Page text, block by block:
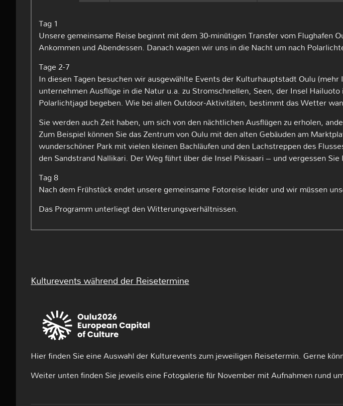
Tag 1
Unsere gemeinsame Reise beginnt mit dem 30-minütigen Transfer vom Flughafen
Ankommen und Abendessen. Danach wagen wir uns in die Nacht um nach
Tage 2-7
In diesen Tagen besuchen wir ausgewählte Events der Kulturhauptstadt Oulu
unternehmen Ausflüge in die Natur u.a. zu Stromschnellen, Seen, der Insel
Polarlichtjagd begeben. Wie bei allen Outdoor-Aktivitäten, bestimmt das Wetter
Sie werden auch Zeit haben, um sich von den nächtlichen Ausflügen zu erholen,
Zum Beispiel können Sie das Zentrum von Oulu mit den alten Gebäuden am
wunderschöner Park mit vielen kleinen Bachläufen und den Lachstreppen des
den Sandstrand Nallikari. Der Weg führt über die Insel Pikisaari – und vergessen
Tag 8
Nach dem Frühstück endet unsere gemeinsame Fotoreise leider und wir müssen
Das Programm unterliegt den Witterungsverhältnissen.
Kulturevents während der Reisetermine
Hier finden Sie eine Auswahl der Kulturevents zum jeweiligen Reisetermin. Gerne
Weiter unten finden Sie jeweils eine Fotogalerie für November mit Aufnahmen rund